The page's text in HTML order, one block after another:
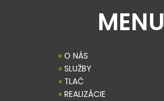
MENU
» O NÁS
» SLUŽBY
» TLAČ
» REALIZÁCIE